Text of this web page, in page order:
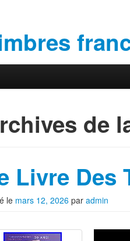
principal
de
Livre Des
le mars 12, 2026 par admin